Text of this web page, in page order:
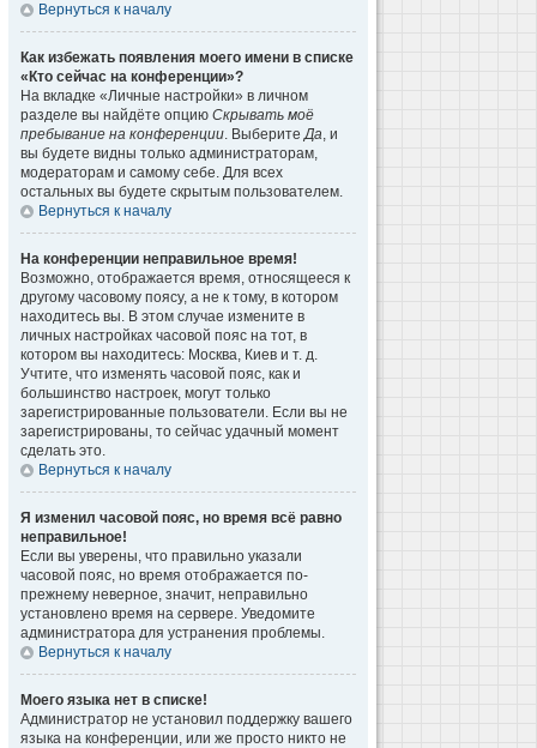
Вернуться к началу
Как избежать появления моего имени в списке
«Кто сейчас на конференции»?
На вкладке «Личные настройки» в личном
разделе вы найдёте опцию Скрывать моё
пребывание на конференции. ВыберитеДа, и
вы будете видны только администраторам,
модераторам и самому себе. Для всех
остальных вы будете скрытым пользователем.
Вернуться к началу
На конференции неправильное время!
Возможно, отображается время, относящееся к
другому часовому поясу, а не к тому, в котором
находитесь вы. В этом случае измените в
личных настройках часовой пояс на тот, в
котором вы находитесь: Москва, Киев и т. д.
Учтите, что изменять часовой пояс, как и
большинство настроек, могут только
зарегистрированные пользователи. Если вы не
зарегистрированы, то сейчас удачный момент
сделать это.
Вернуться к началу
Я изменил часовой пояс, но время всё равно
неправильное!
Если вы уверены, что правильно указали
часовой пояс, но время отображается по-
прежнему неверное, значит, неправильно
установлено время на сервере. Уведомите
администратора для устранения проблемы.
Вернуться к началу
Моего языка нет в списке!
Администратор не установил поддержку вашего
языка на конференции, или же просто никто не